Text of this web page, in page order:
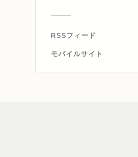
RSSフィード
モバイルサイト